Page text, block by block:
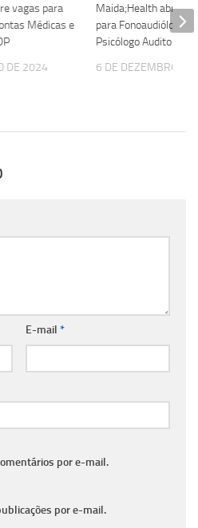
vagas para
Médicas e
DE 2024
Maida;Health abre
para Fonoaudiólogo e
Psicólogo Auditor
6 DE DEZEMBRO
E-mail *
por e-mail.
por e-mail.